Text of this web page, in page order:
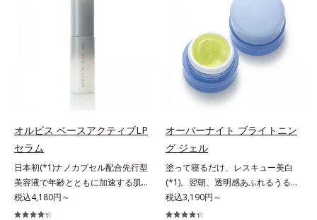
方との比較*6 ドクダミエキス、シ
クロヘキサンジカルボン酸ビスエト
キシジグリコール（保湿）＜使用量
目安＞パール1粒程度＜ご使用ステ
ップ＞洗顔料 ⇒ 化粧水 ⇒ ザ リン
の使用回数＞通常サイズ：約90回
（1.5ヵ月程度）ラージサイズ：約
180回（3ヵ月程度）各商品の詳し
い情報は商品ページをご覧くださ
い。・BEAUTY夏祭りは、こちら
めるような加工を行う）」。不要と
されるものを生まれ変わらせて新し
いパワーを引き出し、サイエンスの
力でまっさらな素肌へと導くクリー
ンビューティブランドです。
が大切だと考えました。そこで、ポ
ーラ・オルビスグループ独自の美白
(*1)有効成分「m-ピクセノール（デ
クスパンテノールW）」を配合。シ
ミの原因になると考えられる“メラ
ニンの塊”を居座らせない(*1)、粉砕
と排出サポート(*5)の2ステップで
メラニンの蓄積を抑え、シミ・ソバ
カスを防ぎます。さらに、「アルテ
アネスレ(*6)」を配合し、うるおい
に満ちた自分本来の澄み渡るような
透明感を目指します。手に取った
時、なじませた時、後肌、と3段階
に変化するテクスチャーは、肌にす
ばやくなじみ、毎日の美白ケアを楽
オルビス ベースアクティブLP
セラム
日本初(*1)ナノカプセル配合先行型
美容液で年齢とともに加速する肌悩
み(*2)にブレーキを。スキンケアの
打ち止め感に。年齢とともに加速す
税込4,180円～
オーバーナイト ブライトニン
グ ジェル
塗って寝るだけ、レスキュー美白
(*1)。翌朝、透明感あふれるうるぷ
る肌を叶える、お守り涼感ジェルパ
ック。紫外線を浴びた日の夜は、ひ
税込3,190円～